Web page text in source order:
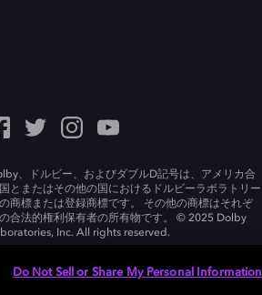
、ドルビー、およびダブルD記号は、アメリカ合
とまたはその他の国におけるドルビーラボラトリー
商標または登録商標です。 その他の商標はそれぞ
合法的権利保有者の所有物です。 © 2025 Dolby
Inc. All rights reserved.
Do Not Sell or Share My Personal Information